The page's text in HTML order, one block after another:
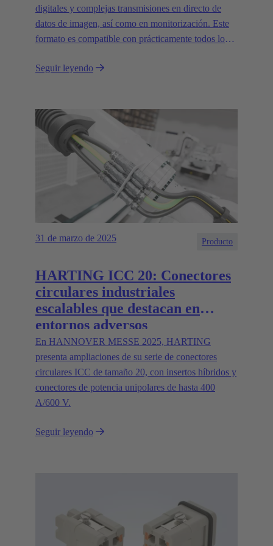
digitales y complejas transmisiones en directo de
datos de imagen, así como en monitorización. Este
formato es compatible con prácticamente todos los
transferencia de datos de hasta 20 Gbit/s.
Seguir leyendo
31 de marzo de 2025 Producto
HARTING ICC 20: Conectores
circulares industriales
escalables que destacan en
entornos adversos
En HANNOVER MESSE 2025, HARTING
presenta ampliaciones de su serie de conectores
circulares ICC de tamaño 20, con insertos híbridos y
conectores de potencia unipolares de hasta 400
A/600 V.
Seguir leyendo